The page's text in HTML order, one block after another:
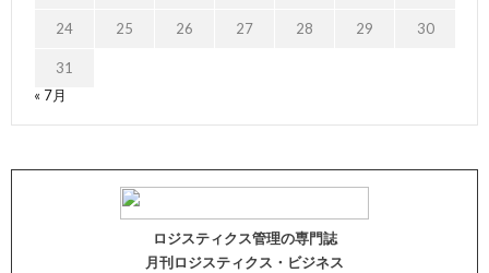
24 25 26 27 28 29 30
31
« 7月
ロジスティクス管理の専門誌
月刊ロジスティクス・ビジネス